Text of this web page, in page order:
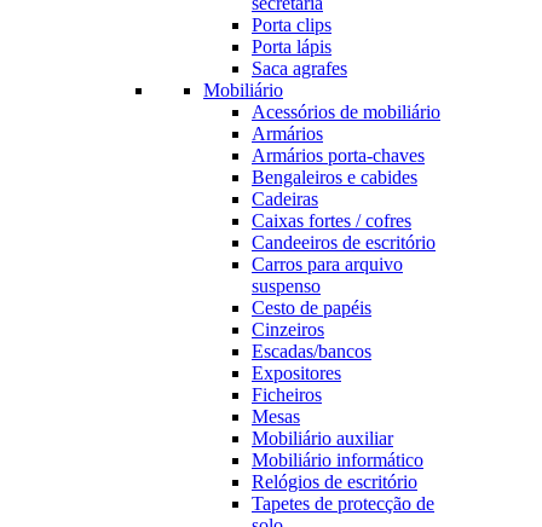
Porta clips
Porta lápis
Saca agrafes
Mobiliário
Acessórios de mobiliário
Armários
Armários porta-chaves
Bengaleiros e cabides
Cadeiras
Caixas fortes / cofres
Candeeiros de escritório
Carros para arquivo
suspenso
Cesto de papéis
Cinzeiros
Escadas/bancos
Expositores
Ficheiros
Mesas
Mobiliário auxiliar
Mobiliário informático
Relógios de escritório
Tapetes de protecção de